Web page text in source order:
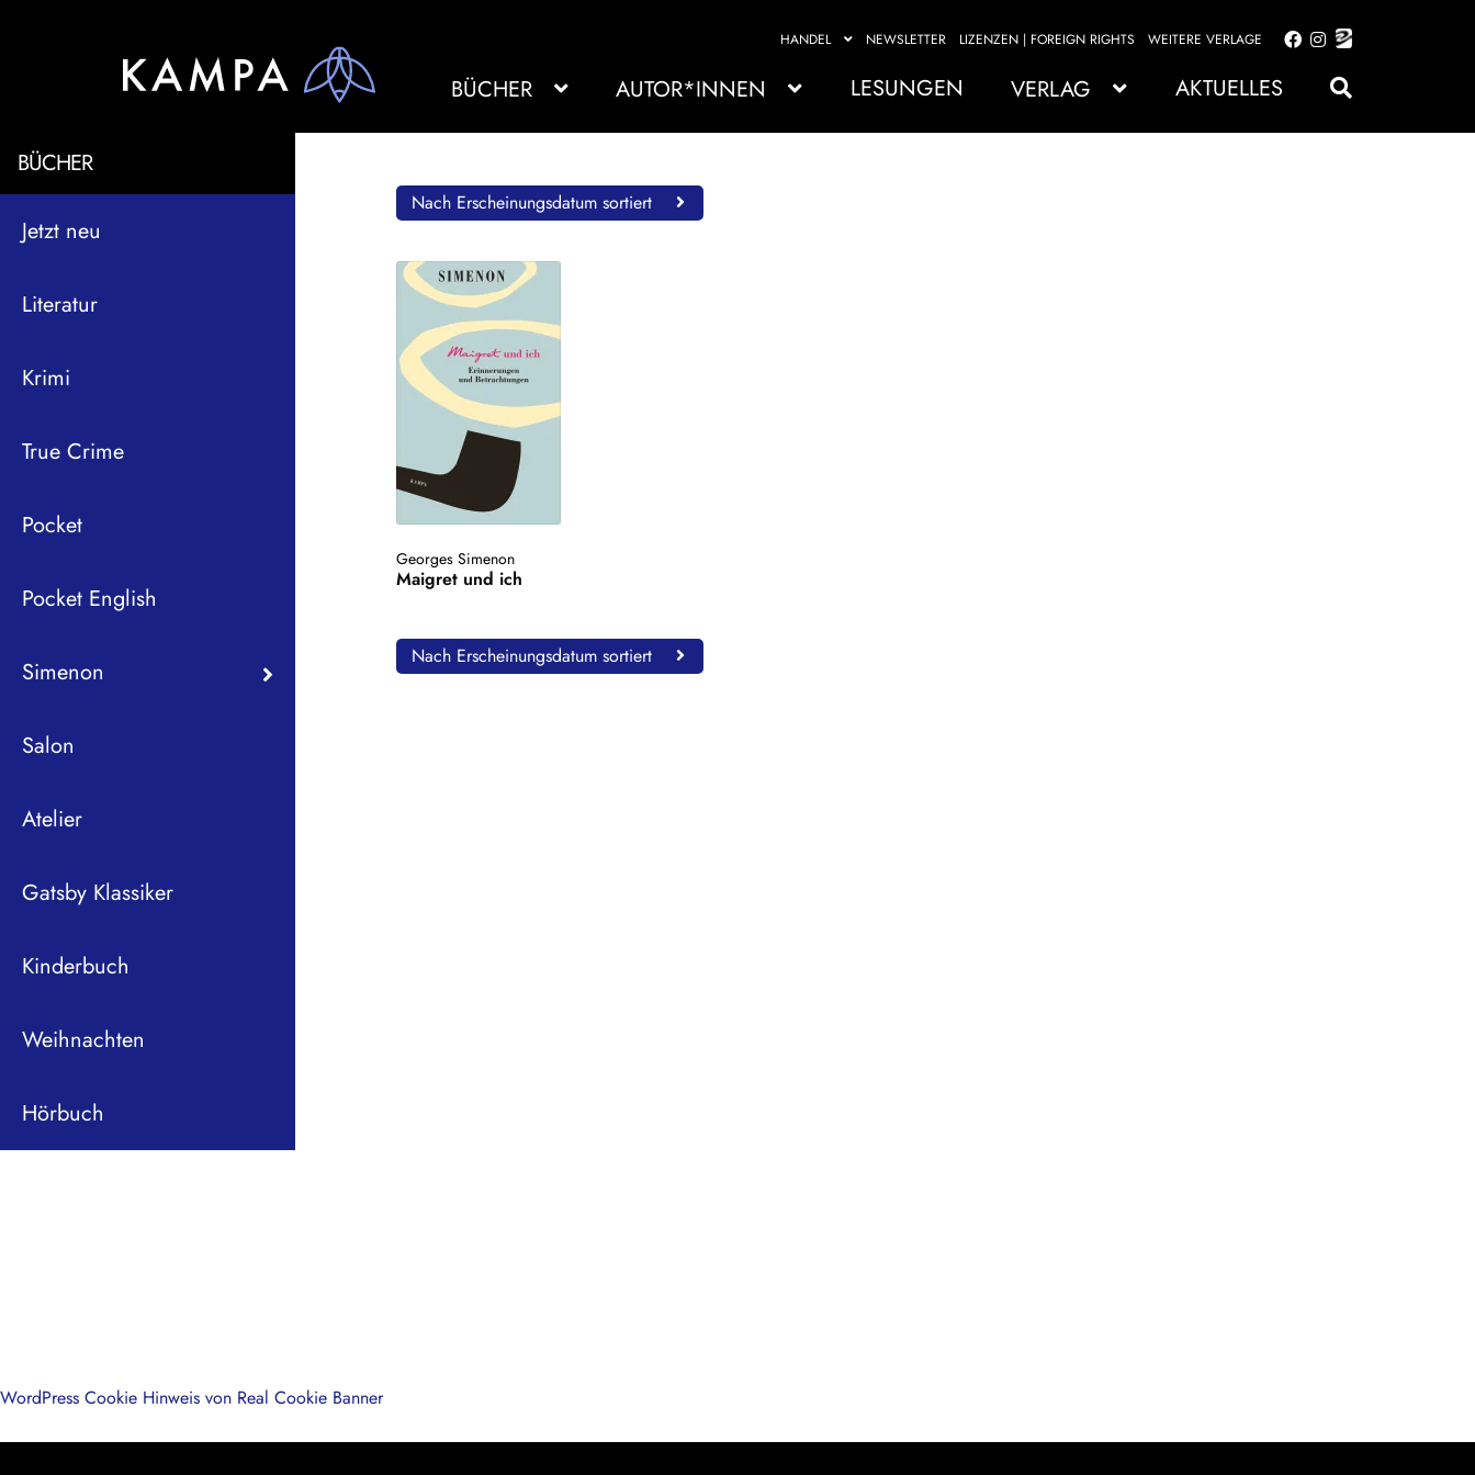
HANDEL NEWSLETTER LIZENZEN | FOREIGN RIGHTS WEITERE VERLAGE
Zur
springen
Zum
springen
BÜCHER AUTOR*INNEN LESUNGEN VERLAG AKTUELLES
BÜCHER
Jetzt neu
Literatur
Krimi
True Crime
Pocket
Pocket English
Simenon
Salon
Atelier
Gatsby Klassiker
Kinderbuch
Weihnachten
Hörbuch
Nach Erscheinungsdatum sortiert
Georges Simenon
Maigret und ich
Nach Erscheinungsdatum sortiert
WordPress Cookie Hinweis von Real Cookie Banner